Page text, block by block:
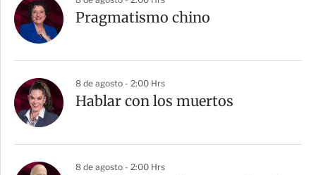
Pragmatismo chino
8 de agosto - 2:00 Hrs
Hablar con los muertos
8 de agosto - 2:00 Hrs